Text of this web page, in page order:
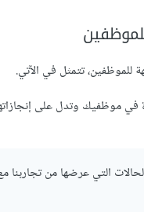
للموظفين، تتمثل في الآتي.
في موظفيك وتدل على
التي عرضها من تجاربنا